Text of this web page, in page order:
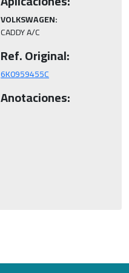
VOLKSWAGEN:
CADDY A/C
Ref. Original:
6K0959455C
Anotaciones: